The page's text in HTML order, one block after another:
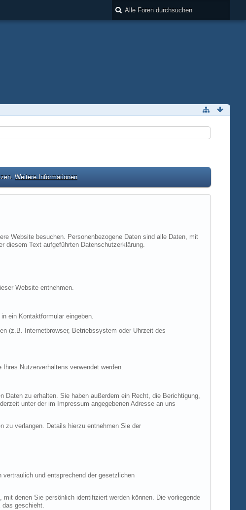
Weitere Informationen
Website besuchen. Personenbezogene Daten sind alle Daten, mit
diesem Text aufgeführten Datenschutzerklärung.
Website entnehmen.
ein Kontaktformular eingeben.
(z.B. Internetbrowser, Betriebssystem oder Uhrzeit des
Nutzerverhaltens verwendet werden.
zu erhalten. Sie haben außerdem ein Recht, die Berichtigung,
unter der im Impressum angegebenen Adresse an uns
zu verlangen. Details hierzu entnehmen Sie der
und entsprechend der gesetzlichen
denen Sie persönlich identifiziert werden können. Die vorliegende
das geschieht.